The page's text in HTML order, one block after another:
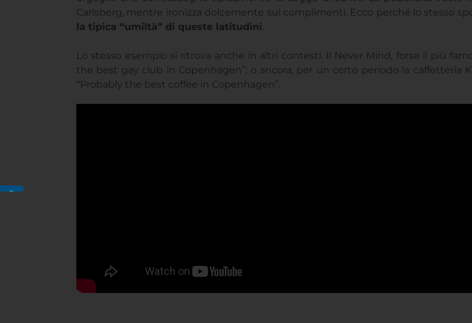
Carlsberg, mentre ironizza dolcemente sui complimenti. Ecco perché lo stesso
la tipica “umiltà” di queste latitudini
Lo stesso esempio si ritrova anche in altri contesti. Il Never Mind, forse il più
the best gay club in Copenhagen”; o ancora, per un certo periodo la caffetteria
“Probably the best coffee in Copenhagen”.